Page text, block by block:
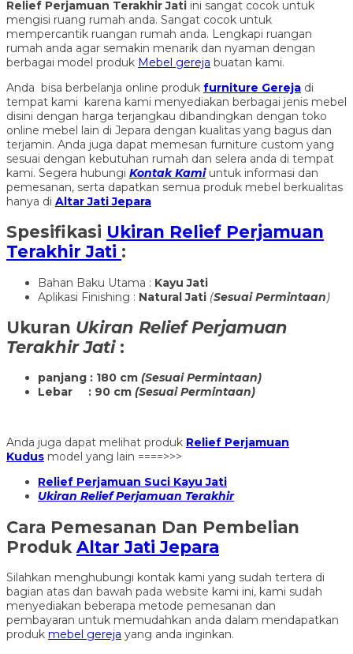
Relief Perjamuan Terakhir Jati ini sangat cocok untuk
mengisi ruang rumah anda. Sangat cocok untuk
mempercantik ruangan rumah anda. Lengkapi ruangan
rumah anda agar semakin menarik dan nyaman dengan
berbagai model produk Mebel gereja buatan kami.
Anda bisa berbelanja online produk furniture Gereja di
tempat kami karena kami menyediakan berbagai jenis mebel
disini dengan harga terjangkau dibandingkan dengan toko
online mebel lain di Jepara dengan kualitas yang bagus dan
terjamin. Anda juga dapat memesan furniture custom yang
sesuai dengan kebutuhan rumah dan selera anda di tempat
kami. Segera hubungi Kontak Kamiuntuk informasi dan
pemesanan, serta dapatkan semua produk mebel berkualitas
hanya di Altar Jati Jepara
Spesifikasi Ukiran Relief Perjamuan
Terakhir Jati :
Bahan Baku Utama : Kayu Jati
Aplikasi Finishing : Natural Jati (Sesuai Permintaan)
Ukuran Ukiran Relief Perjamuan
Terakhir Jati :
panjang : 180 cm (Sesuai Permintaan)
Lebar : 90 cm (Sesuai Permintaan)
Anda juga dapat melihat produk Relief Perjamuan
Kudus model yang lain ====>>>
Relief Perjamuan Suci Kayu Jati
Ukiran Relief Perjamuan Terakhir
Cara Pemesanan Dan Pembelian
Produk Altar Jati Jepara
Silahkan menghubungi kontak kami yang sudah tertera di
bagian atas dan bawah pada website kami ini, kami sudah
menyediakan beberapa metode pemesanan dan
pembayaran untuk memudahkan anda dalam mendapatkan
produk mebel gereja yang anda inginkan.